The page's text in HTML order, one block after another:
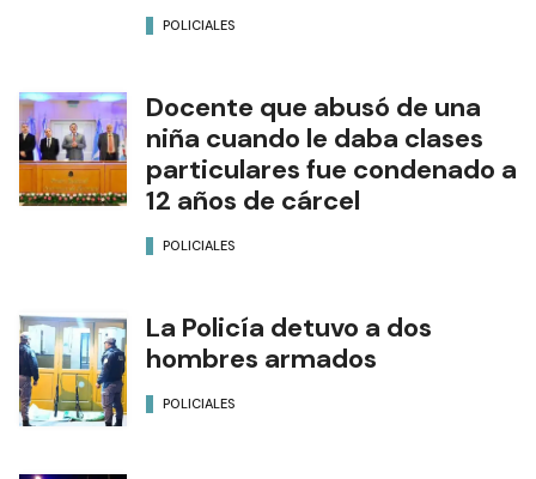
POLICIALES
Docente que abusó de una
niña cuando le daba clases
particulares fue condenado a
12 años de cárcel
POLICIALES
La Policía detuvo a dos
hombres armados
POLICIALES